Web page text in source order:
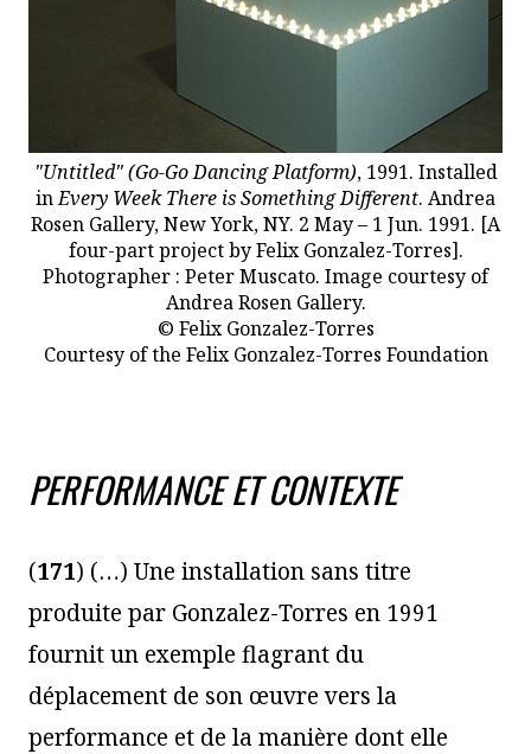
"Untitled" (Go-Go Dancing Platform), 1991. Installed
inEvery Week There is Something Different. Andrea
Rosen Gallery, New York, NY. 2 May – 1 Jun. 1991. [A
four-part project by Felix Gonzalez-Torres].
Photographer : Peter Muscato. Image courtesy of
Andrea Rosen Gallery.
© Felix Gonzalez-Torres
Courtesy of the Felix Gonzalez-Torres Foundation
PERFORMANCE ET CONTEXTE
(171) (…) Une installation sans titre
produite par Gonzalez-Torres en 1991
fournit un exemple flagrant du
déplacement de son œuvre vers la
performance et de la manière dont elle